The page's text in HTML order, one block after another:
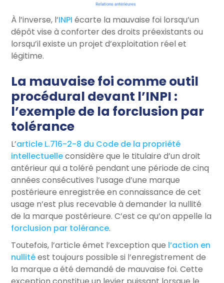
À l’inverse, l’INPI écarte la mauvaise foi lorsqu’un
dépôt vise à conforter des droits préexistants ou
lorsqu’il existe un projet d’exploitation réel et
légitime.
La mauvaise foi comme outil
procédural devant l’INPI :
l’exemple de la forclusion par
tolérance
L’article L.716-2-8 du Code de la propriété
intellectuelleconsidère que le titulaire d’un droit
antérieur qui a toléré pendant une période de cinq
années consécutives l’usage d’une marque
postérieure enregistrée en connaissance de cet
usage n’est plus recevable à demander la nullité
de la marque postérieure. C’est ce qu’on appelle la
forclusion par tolérance.
Toutefois, l’article émet l’exception que l’action en
nullitéest toujours possible si l’enregistrement de
la marque a été demandé de mauvaise foi. Cette